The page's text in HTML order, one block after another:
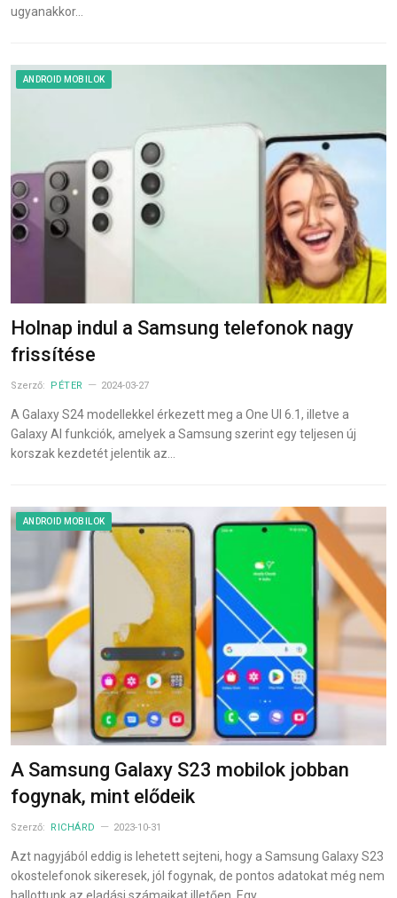
ugyanakkor…
ANDROID MOBILOK
Holnap indul a Samsung telefonok nagy
frissítése
Szerző: PÉTER 2024-03-27
A Galaxy S24 modellekkel érkezett meg a One UI 6.1, illetve a
Galaxy AI funkciók, amelyek a Samsung szerint egy teljesen új
korszak kezdetét jelentik az…
ANDROID MOBILOK
A Samsung Galaxy S23 mobilok jobban
fogynak, mint elődeik
Szerző: RICHÁRD 2023-10-31
Azt nagyjából eddig is lehetett sejteni, hogy a Samsung Galaxy S23
okostelefonok sikeresek, jól fogynak, de pontos adatokat még nem
hallottunk az eladási számaikat illetően. Egy…